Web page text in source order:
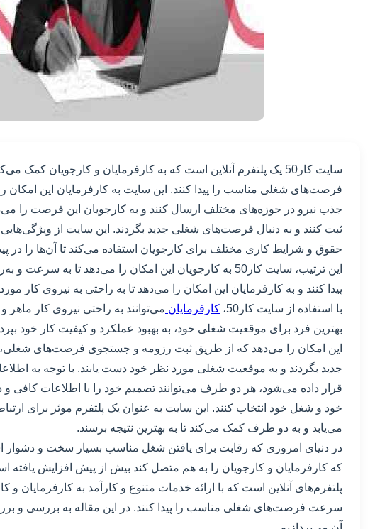
سایت کار50 یک پلتفرم آنلاین است که به کارفرمایان و کارجویان کمک
فرصت‌های شغلی مناسب را پیدا کنند. این سایت به کارفرمایان این امکان
جذب نیرو در حوزه‌های مختلف ارسال کنند و به کارجویان این فرصت را
ثبت کنند و به دنبال فرصت‌های شغلی جدید بگردند. این سایت از
حقوق و شرایط کاری مختلف برای کارجویان استفاده می‌کند تا آن‌ها را در
این ترتیب، سایت کار50 به کارجویان این امکان را می‌دهد تا
پیدا کنند و به کارفرمایان این امکان را می‌دهد تا به راحتی به نیروی کار
با استفاده از سایت کار50،
کارفرمایان می‌توانند به راحتی نیروی کار ماهر
بهترین فرد برای موقعیت شغلی خود، به بهبود عملکرد و کیفیت کار خود
این امکان را می‌دهد که از طریق ثبت رزومه و جستجوی فرصت‌های
قرار داده می‌شود، هر دو طرف می‌توانند تصمیم خود را با اطلاعات کافی و
خود و شغل خود انتخاب کنند. این سایت به عنوان یک پلتفرم موثر برای
می‌یابد و به دو طرف کمک می‌کند تا به بهترین نتیجه برسند.
در دنیای امروزی که رقابت برای یافتن شغل مناسب بسیار سخت و دشوار
پلتفرم‌های آنلاین است که با ارائه خدمات متنوع و کارآمد به کارفرمایان و